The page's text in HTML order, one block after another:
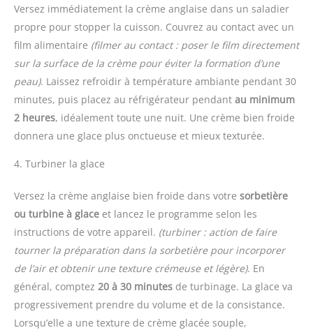
Versez immédiatement la crème anglaise dans un saladier
propre pour stopper la cuisson. Couvrez au contact avec un
film alimentaire (filmer au contact : poser le film directement
sur la surface de la crème pour éviter la formation d’une
peau). Laissez refroidir à température ambiante pendant 30
minutes, puis placez au réfrigérateur pendant au minimum
2 heures, idéalement toute une nuit. Une crème bien froide
donnera une glace plus onctueuse et mieux texturée.
4. Turbiner la glace
Versez la crème anglaise bien froide dans votre sorbetière
ou turbine à glace et lancez le programme selon les
instructions de votre appareil. (turbiner : action de faire
tourner la préparation dans la sorbetière pour incorporer
de l’air et obtenir une texture crémeuse et légère). En
général, comptez 20 à 30 minutes de turbinage. La glace va
progressivement prendre du volume et de la consistance.
Lorsqu’elle a une texture de crème glacée souple,